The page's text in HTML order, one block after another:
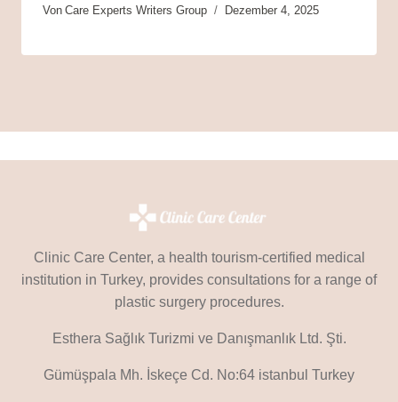
Von Care Experts Writers Group Dezember 4, 2025
Clinic Care Center, a health tourism-certified medical
institution in Turkey, provides consultations for a range of
plastic surgery procedures.
Esthera Sağlık Turizmi ve Danışmanlık Ltd. Şti.
Gümüşpala Mh. İskeçe Cd. No:64 istanbul Turkey